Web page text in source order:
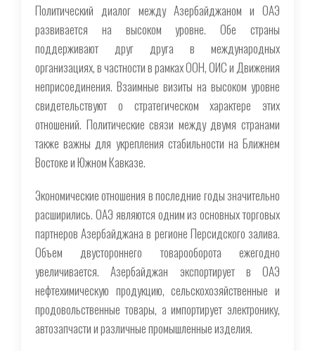
Политический диалог между Азербайджаном и ОАЭ
развивается на высоком уровне. Обе страны
поддерживают друг друга в международных
организациях, в частности в рамках ООН, ОИС и Движения
неприсоединения. Взаимные визиты на высоком уровне
свидетельствуют о стратегическом характере этих
отношений. Политические связи между двумя странами
также важны для укрепления стабильности на Ближнем
Востоке и Южном Кавказе.
Экономические отношения в последние годы значительно
расширились. ОАЭ являются одним из основных торговых
партнеров Азербайджана в регионе Персидского залива.
Объем двустороннего товарооборота ежегодно
увеличивается. Азербайджан экспортирует в ОАЭ
нефтехимическую продукцию, сельскохозяйственные и
продовольственные товары, а импортирует электронику,
автозапчасти и различные промышленные изделия.